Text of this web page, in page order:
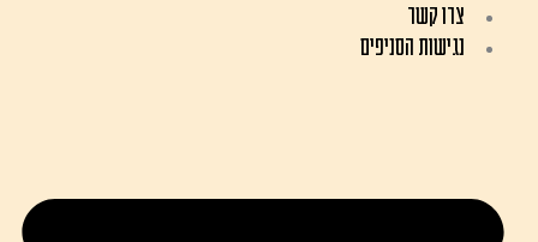
צרו קשר
נגישות הסניפים